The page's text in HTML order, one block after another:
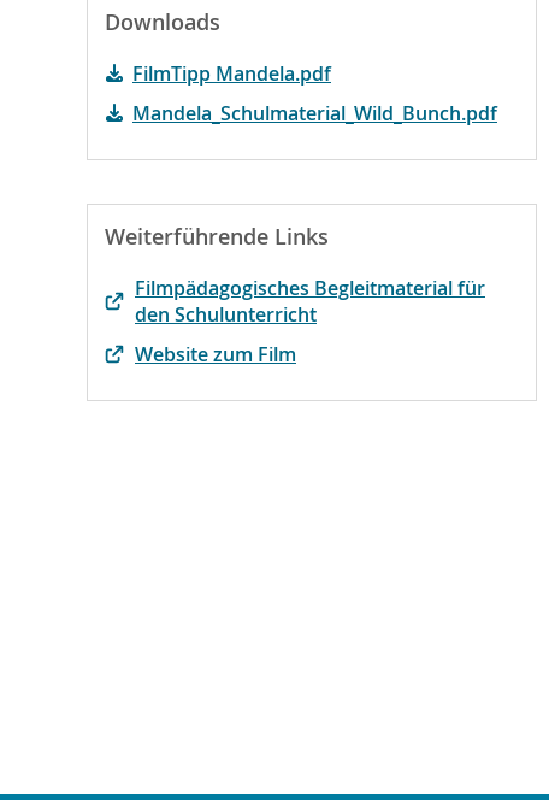
Downloads
FilmTipp Mandela.pdf
Mandela_Schulmaterial_Wild_Bunch.pdf
Weiterführende Links
Filmpädagogisches Begleitmaterial für
den Schulunterricht
Website zum Film